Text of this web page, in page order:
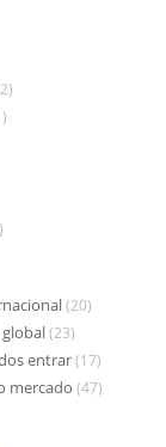
(20)
(23)
entrar(17)
mercado (47)